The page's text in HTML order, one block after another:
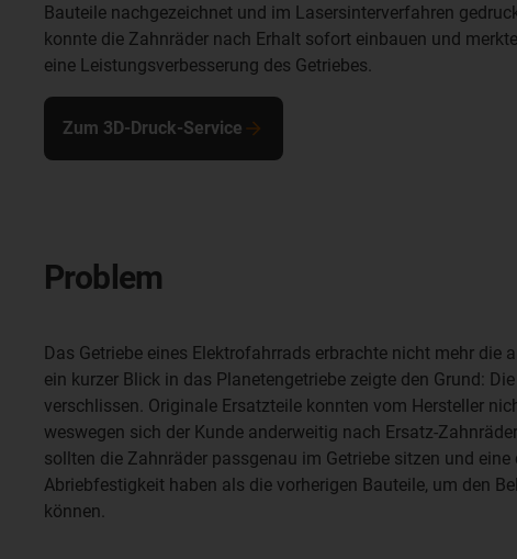
Bauteile nachgezeichnet und im Lasersinterverfahren
konnte die Zahnräder nach Erhalt sofort einbauen und
eine Leistungsverbesserung des Getriebes.
Zum 3D-Druck-Service
Problem
Das Getriebe eines Elektrofahrrads erbrachte nicht mehr die
ein kurzer Blick in das Planetengetriebe zeigte den Grund:
verschlissen. Originale Ersatzteile konnten vom Hersteller
weswegen sich der Kunde anderweitig nach Ersatz-
sollten die Zahnräder passgenau im Getriebe sitzen und eine
Abriebfestigkeit haben als die vorherigen Bauteile, um den
können.